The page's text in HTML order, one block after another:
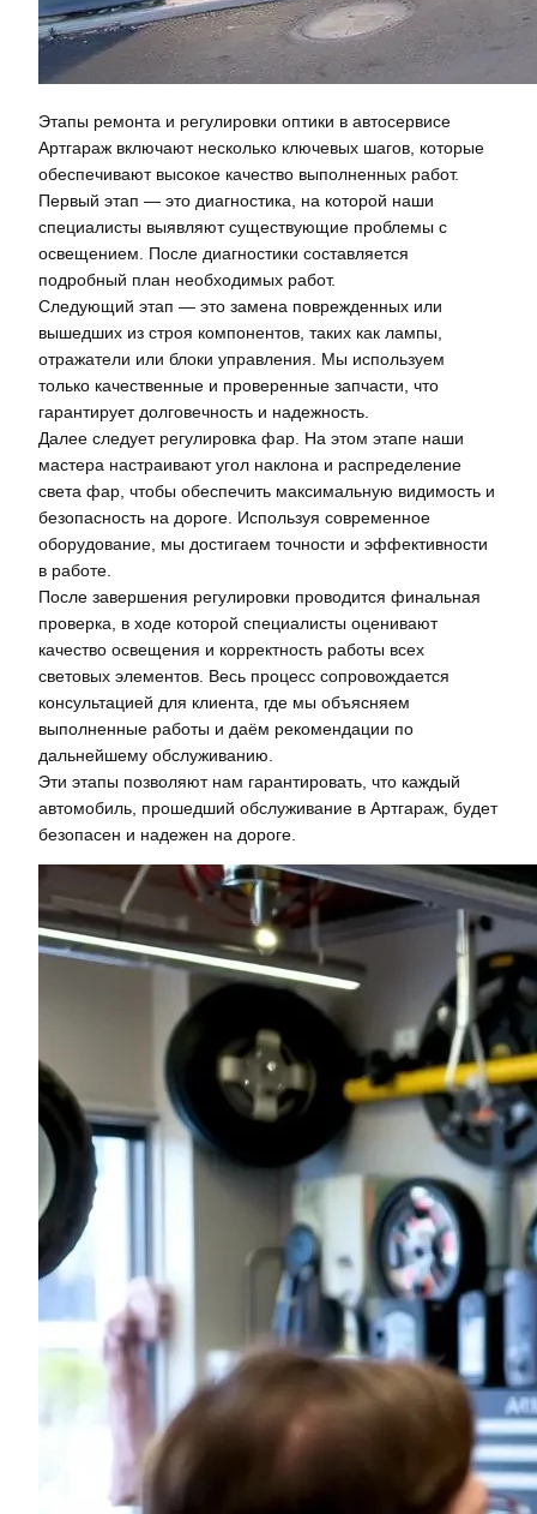
Этапы ремонта и регулировки оптики в автосервисе
Артгараж включают несколько ключевых шагов, которые
обеспечивают высокое качество выполненных работ.
Первый этап — это диагностика, на которой наши
специалисты выявляют существующие проблемы с
освещением. После диагностики составляется
подробный план необходимых работ.
Следующий этап — это замена поврежденных или
вышедших из строя компонентов, таких как лампы,
отражатели или блоки управления. Мы используем
только качественные и проверенные запчасти, что
гарантирует долговечность и надежность.
Далее следует регулировка фар. На этом этапе наши
мастера настраивают угол наклона и распределение
света фар, чтобы обеспечить максимальную видимость и
безопасность на дороге. Используя современное
оборудование, мы достигаем точности и эффективности
в работе.
После завершения регулировки проводится финальная
проверка, в ходе которой специалисты оценивают
качество освещения и корректность работы всех
световых элементов. Весь процесс сопровождается
консультацией для клиента, где мы объясняем
выполненные работы и даём рекомендации по
дальнейшему обслуживанию.
Эти этапы позволяют нам гарантировать, что каждый
автомобиль, прошедший обслуживание в Артгараж, будет
безопасен и надежен на дороге.